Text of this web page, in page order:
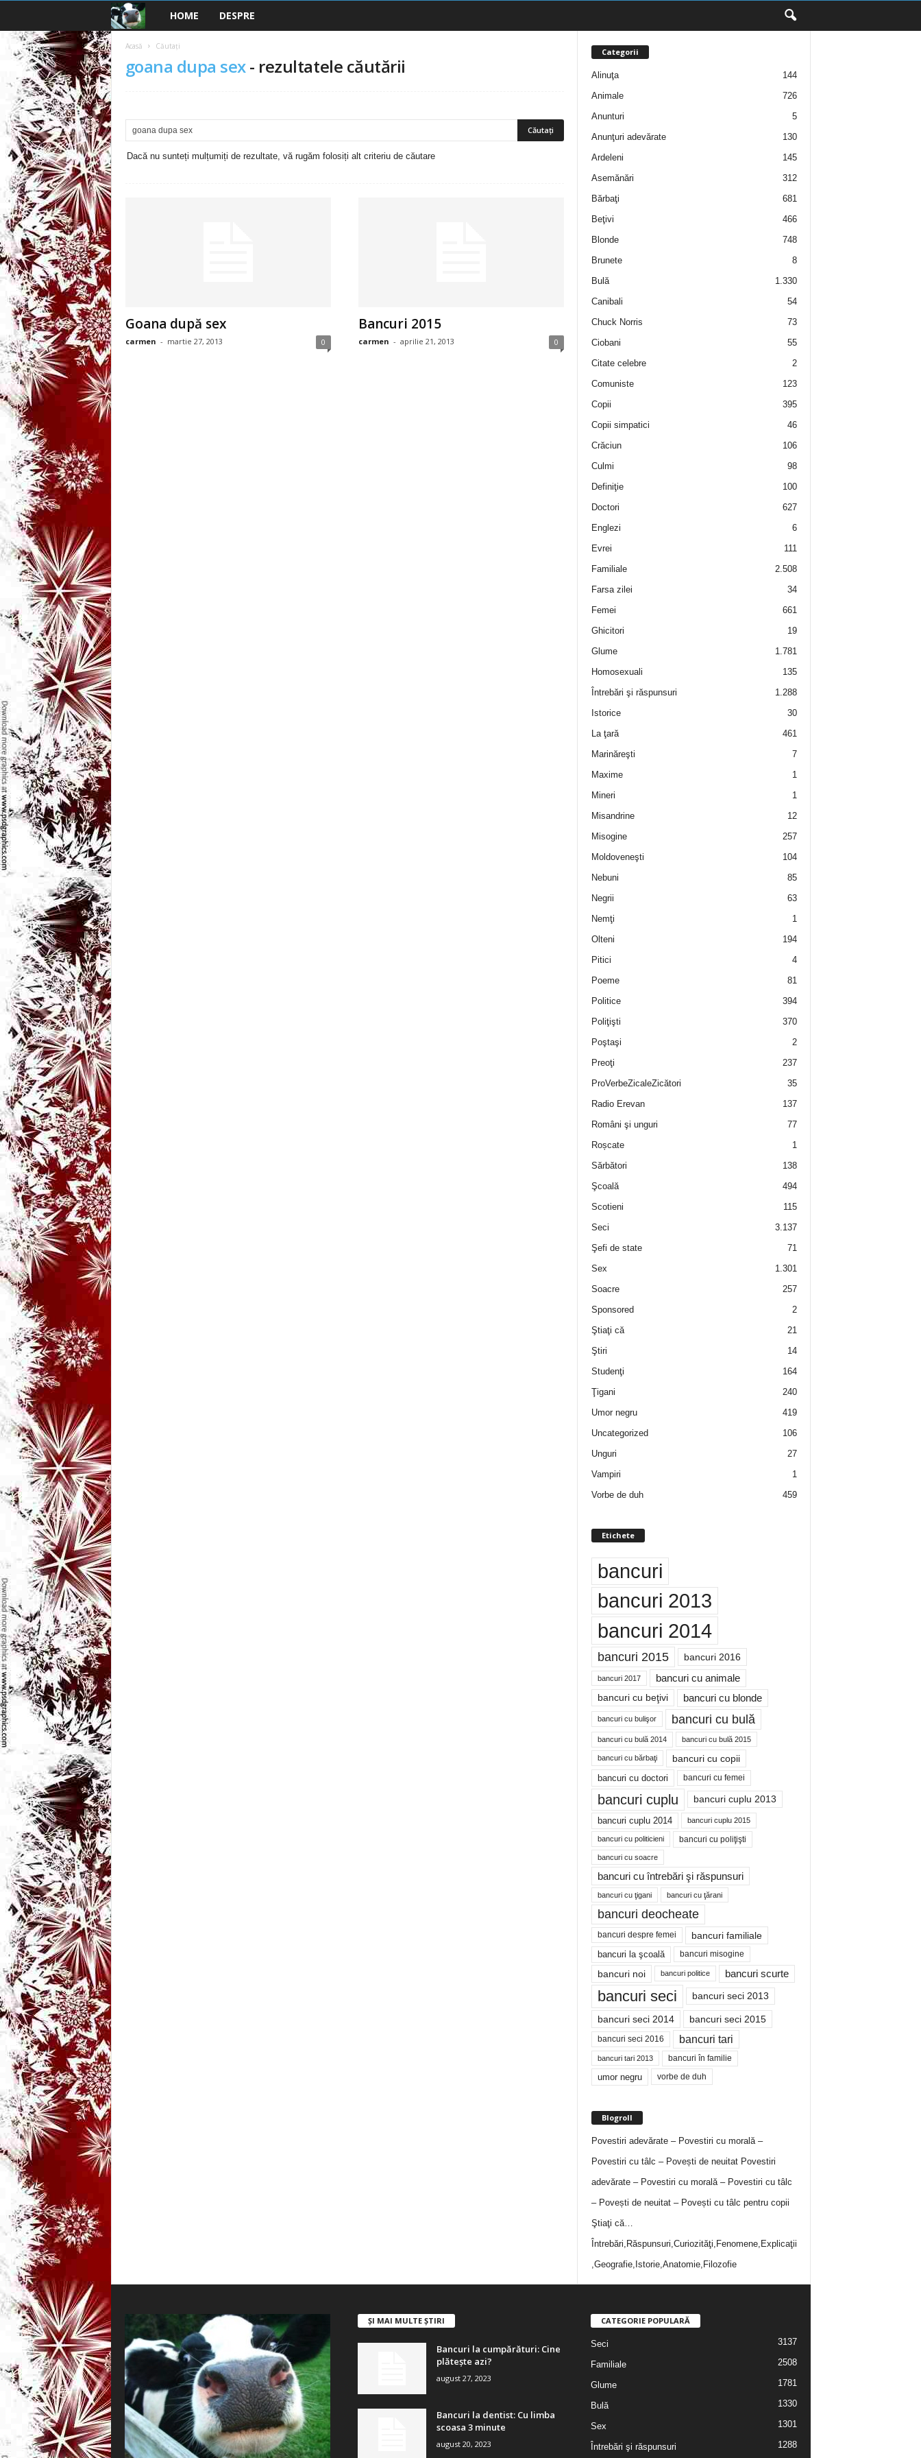
a
n
u
HOME DESPRE
Acasă Căutați
goana dupa sex- rezultatele căutării
Dacă nu sunteți mulțumiți de rezultate, vă rugăm folosiți alt criteriu de căutare
Goana după sex
carmen - martie 27, 2013 0
Bancuri 2015
carmen - aprilie 21, 2013 0
Categorii
Alinuţa
144
Animale
726
Anunturi
5
Anunţuri adevărate
130
Ardeleni
145
Asemănări
312
Bărbaţi
681
Beţivi
466
Blonde
748
Brunete
8
Bulă
1.330
Canibali
54
Chuck Norris
73
Ciobani
55
Citate celebre
2
Comuniste
123
Copii
395
Copii simpatici
46
Crăciun
106
Culmi
98
Definiţie
100
Doctori
627
Englezi
6
Evrei
111
Familiale
2.508
Farsa zilei
34
Femei
661
Ghicitori
19
Glume
1.781
Homosexuali
135
Întrebări şi răspunsuri
1.288
Istorice
30
La ţară
461
Marinăreşti
7
Maxime
1
Mineri
1
Misandrine
12
Misogine
257
Moldoveneşti
104
Nebuni
85
Negrii
63
Nemţi
1
Olteni
194
Pitici
4
Poeme
81
Politice
394
Poliţişti
370
Poştaşi
2
Preoţi
237
ProVerbeZicaleZicători
35
Radio Erevan
137
Români şi unguri
77
Roșcate
1
Sărbători
138
Şcoală
494
Scotieni
115
Seci
3.137
Şefi de state
71
Sex
1.301
Soacre
257
Sponsored
2
Ştiaţi că
21
Ştiri
14
Studenţi
164
Ţigani
240
Umor negru
419
Uncategorized
106
Unguri
27
Vampiri
1
Vorbe de duh
459
Etichete
bancuri
bancuri 2013
bancuri 2014
bancuri 2015 bancuri 2016
bancuri 2017 bancuri cu animale
bancuri cu beţivi bancuri cu blonde
bancuri cu bulişor bancuri cu bulă
bancuri cu bulă 2014 bancuri cu bulă 2015
bancuri cu bărbaţi bancuri cu copii
bancuri cu doctori bancuri cu femei
bancuri cuplu bancuri cuplu 2013
bancuri cuplu 2014 bancuri cuplu 2015
bancuri cu politicieni bancuri cu poliţişti
bancuri cu soacre
bancuri cu întrebări şi răspunsuri
bancuri cu ţigani bancuri cu ţărani
bancuri deocheate
bancuri despre femei bancuri familiale
bancuri la şcoală bancuri misogine
bancuri noi bancuri politice bancuri scurte
bancuri seci bancuri seci 2013
bancuri seci 2014 bancuri seci 2015
bancuri seci 2016 bancuri tari
bancuri tari 2013 bancuri în familie
umor negru vorbe de duh
Blogroll
Povestiri adevărate – Povestiri cu morală –
Povestiri cu tâlc – Povești de neuitatPovestiri
adevărate – Povestiri cu morală – Povestiri cu tâlc
– Povești de neuitat – Povești cu tâlc pentru copii
Ştiaţi că…
Întrebări,Răspunsuri,Curiozităţi,Fenomene,Explicaţii
,Geografie,Istorie,Anatomie,Filozofie
ȘI MAI MULTE ȘTIRI
Bancuri la cumpărături: Cine
plătește azi?
august 27, 2023
Bancuri la dentist: Cu limba
scoasa 3 minute
august 20, 2023
CATEGORIE POPULARĂ
Seci 3137
Familiale 2508
Glume 1781
Bulă 1330
Sex 1301
Întrebări şi răspunsuri 1288